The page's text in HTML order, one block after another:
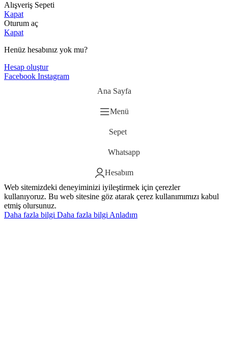
Alışveriş Sepeti
Kapat
Oturum aç
Kapat
Henüz hesabınız yok mu?
Hesap oluştur
Facebook Instagram
Ana Sayfa
Menü
Sepet
Whatsapp
Hesabım
Web sitemizdeki deneyiminizi iyileştirmek için çerezler
kullanıyoruz. Bu web sitesine göz atarak çerez kullanımımızı kabul
etmiş olursunuz.
Daha fazla bilgi Daha fazla bilgi Anladım